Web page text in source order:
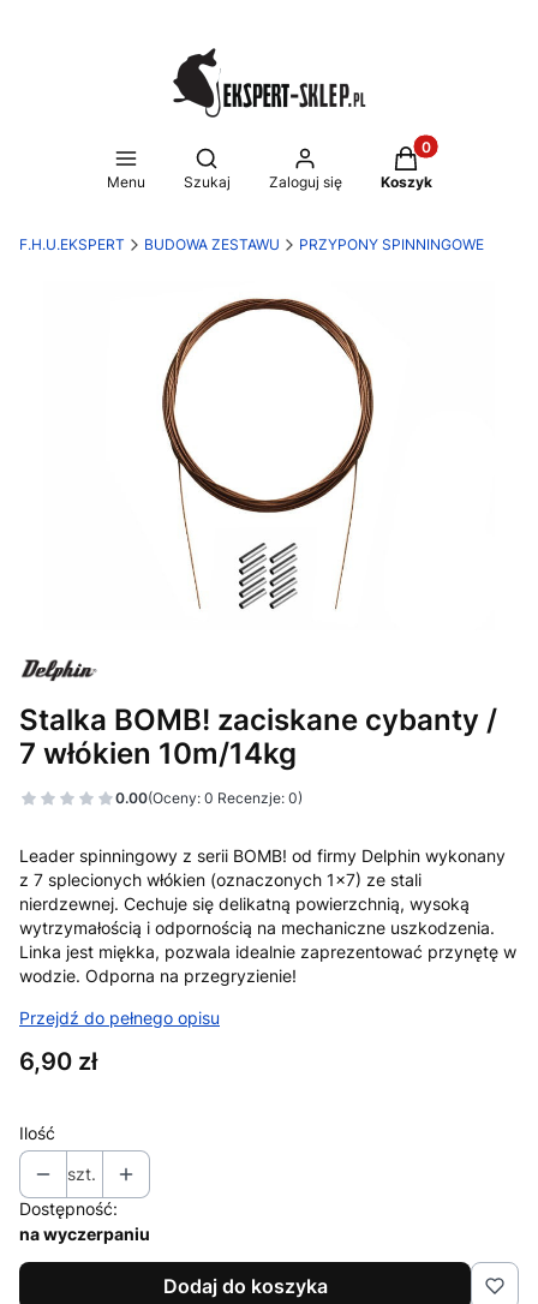
Menu
Otwórz wyszukiwarkę
Szukaj Zaloguj się
Produkty w
Koszyk
F.H.U.EKSPERT BUDOWA ZESTAWU PRZYPONY SPINNINGOWE
Stalka BOMB! zaciskane cybanty /
7 włókien 10m/14kg
0.00(Oceny: 0 Recenzje: 0)
Leader spinningowy z serii BOMB! od firmy Delphin wykonany
z 7 splecionych włókien (oznaczonych 1x7) ze stali
nierdzewnej. Cechuje się delikatną powierzchnią, wysoką
wytrzymałością i odpornością na mechaniczne uszkodzenia.
Linka jest miękka, pozwala idealnie zaprezentować przynętę w
wodzie. Odporna na przegryzienie!
Przejdź do pełnego opisu
Cena
6,90 zł
Ilość
szt.
Dostępność:
na wyczerpaniu
Dodaj do koszyka